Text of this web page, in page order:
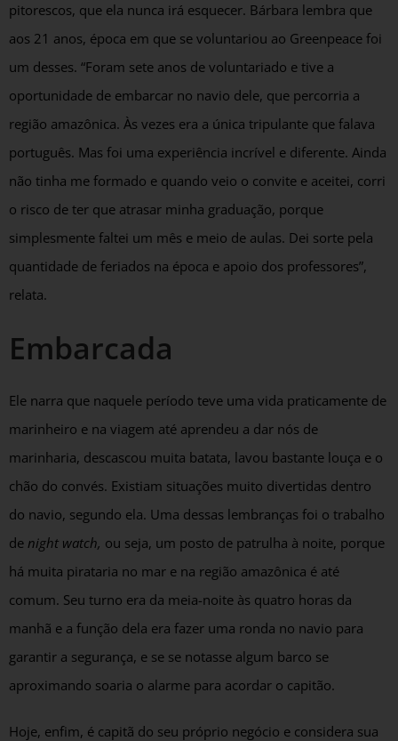
pitorescos, que ela nunca irá esquecer. Bárbara lembra que
aos 21 anos, época em que se voluntariou ao Greenpeace foi
um desses. “Foram sete anos de voluntariado e tive a
oportunidade de embarcar no navio dele, que percorria a
região amazônica. Às vezes era a única tripulante que falava
português. Mas foi uma experiência incrível e diferente. Ainda
não tinha me formado e quando veio o convite e aceitei, corri
o risco de ter que atrasar minha graduação, porque
simplesmente faltei um mês e meio de aulas. Dei sorte pela
quantidade de feriados na época e apoio dos professores”,
relata.
Embarcada
Ele narra que naquele período teve uma vida praticamente de
marinheiro e na viagem até aprendeu a dar nós de
marinharia, descascou muita batata, lavou bastante louça e o
chão do convés. Existiam situações muito divertidas dentro
do navio, segundo ela. Uma dessas lembranças foi o trabalho
denight watch, ou seja, um posto de patrulha à noite, porque
há muita pirataria no mar e na região amazônica é até
comum. Seu turno era da meia-noite às quatro horas da
manhã e a função dela era fazer uma ronda no navio para
garantir a segurança, e se se notasse algum barco se
aproximando soaria o alarme para acordar o capitão.
Hoje, enfim, é capitã do seu próprio negócio e considera sua